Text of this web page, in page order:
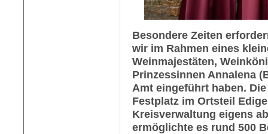
Besondere Zeiten
wir im Rahmen eines
Weinmajestäten,
Prinzessinnen Annalena
Amt eingeführt haben.
Festplatz im Ortsteil
Kreisverwaltung eigens
ermöglichte es rund 500